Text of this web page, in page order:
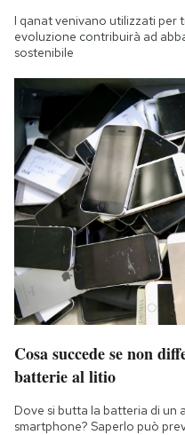
I qanat venivano utilizzati per
evoluzione contribuirà ad
sostenibile
Cosa succede se non
batterie al litio
Dove si butta la batteria di un
smartphone? Saperlo può